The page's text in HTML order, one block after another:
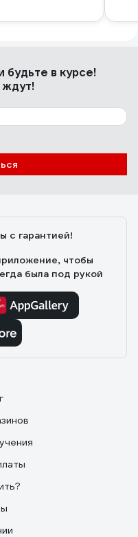
будьте в курсе!
ждут!
с гарантией!
чтобы
была под рукой